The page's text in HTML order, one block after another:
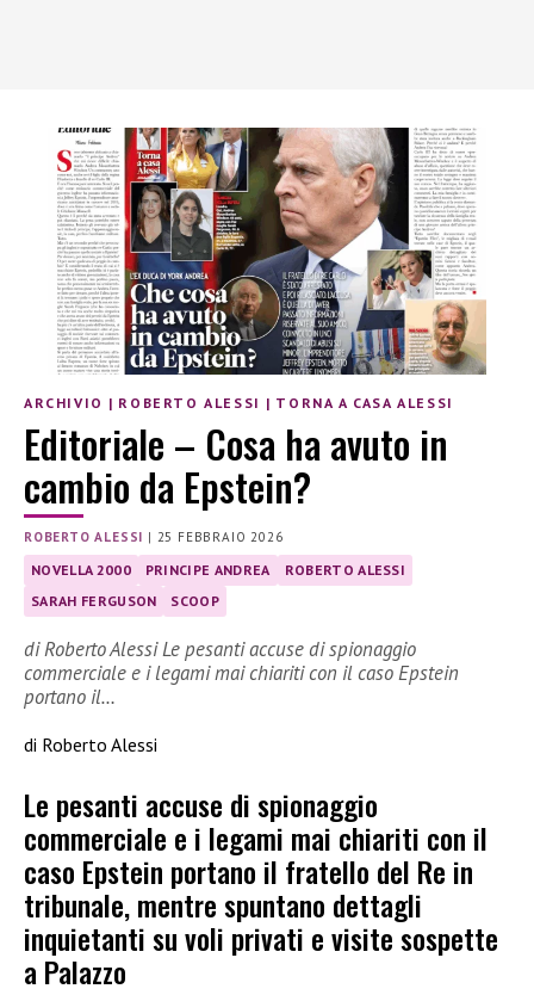
ARCHIVIO | ROBERTO ALESSI | TORNA A CASA ALESSI
Editoriale – Cosa ha avuto in
cambio da Epstein?
ROBERTO ALESSI | 25 FEBBRAIO 2026
NOVELLA 2000 PRINCIPE ANDREA
ROBERTO ALESSI
SARAH FERGUSON
SCOOP
di Roberto Alessi Le pesanti accuse di spionaggio
commerciale e i legami mai chiariti con il caso Epstein
portano il…
di Roberto Alessi
Le pesanti accuse di spionaggio
commerciale e i legami mai chiariti con il
caso Epstein portano il fratello del Re in
tribunale, mentre spuntano dettagli
inquietanti su voli privati e visite sospette
a Palazzo